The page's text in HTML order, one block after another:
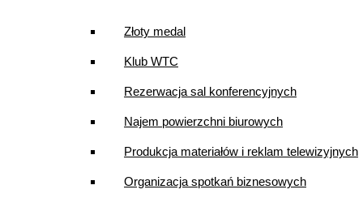
Złoty medal
Klub WTC
Rezerwacja sal konferencyjnych
Najem powierzchni biurowych
Produkcja materiałów i reklam telewizyjnych
Organizacja spotkań biznesowych